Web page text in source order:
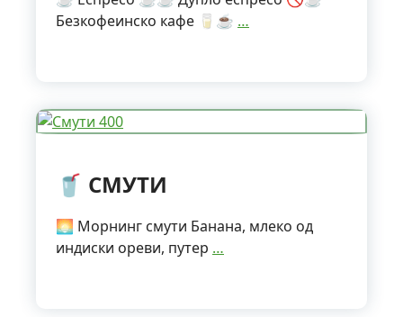
Безкофеинско кафе 🥛☕ …
🥤 СМУТИ
🌅 Морнинг смути Банана, млеко од
индиски ореви, путер …